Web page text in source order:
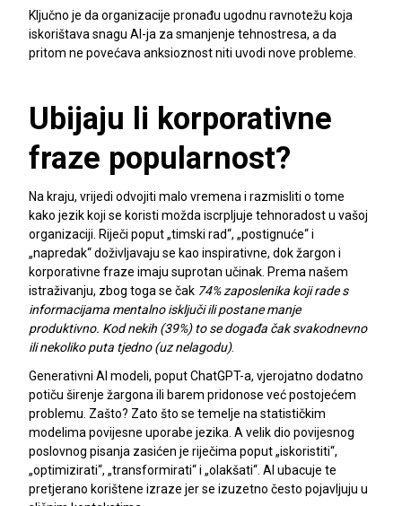
Ključno je da organizacije pronađu ugodnu ravnotežu koja
iskorištava snagu AI-ja za smanjenje tehnostresa, a da
pritom ne povećava anksioznost niti uvodi nove probleme.
Ubijaju li korporativne
fraze popularnost?
Na kraju, vrijedi odvojiti malo vremena i razmisliti o tome
kako jezik koji se koristi možda iscrpljuje tehnoradost u vašoj
organizaciji. Riječi poput „timski rad“, „postignuće“ i
„napredak“ doživljavaju se kao inspirativne, dok žargon i
korporativne fraze imaju suprotan učinak. Prema našem
istraživanju, zbog toga se čak 74% zaposlenika koji rade s
informacijama mentalno isključi ili postane manje
produktivno. Kod nekih (39%) to se događa čak svakodnevno
ili nekoliko puta tjedno (uz nelagodu).
Generativni AI modeli, poput ChatGPT-a, vjerojatno dodatno
potiču širenje žargona ili barem pridonose već postojećem
problemu. Zašto? Zato što se temelje na statističkim
modelima povijesne uporabe jezika. A velik dio povijesnog
poslovnog pisanja zasićen je riječima poput „iskoristiti“,
„optimizirati“, „transformirati“ i „olakšati“. AI ubacuje te
pretjerano korištene izraze jer se izuzetno često pojavljuju u